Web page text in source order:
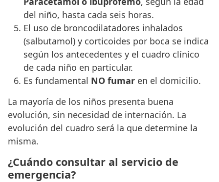
del niño, hasta cada seis horas.
El uso de broncodilatadores inhalados
(salbutamol) y corticoides por boca se indica
según los antecedentes y el cuadro clínico
de cada niño en particular.
Es fundamental NO fumar en el domicilio.
La mayoría de los niños presenta buena
evolución, sin necesidad de internación. La
evolución del cuadro será la que determine la
misma.
¿Cuándo consultar al servicio de
emergencia?